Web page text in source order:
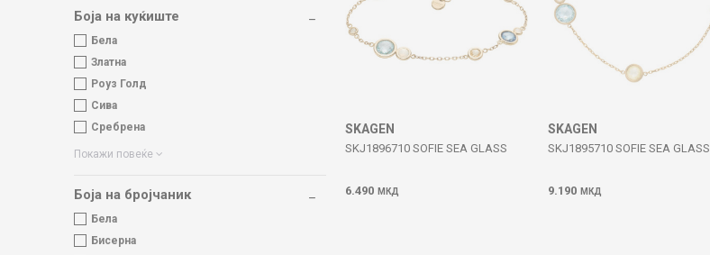
Боја на куќиште
Бела
Златна
Роуз Голд
Сива
Сребрена
Покажи повеќе
Боја на бројчаник
Бела
Бисерна
SKAGEN
SKJ1896710 SOFIE SEA GLASS
6.490 МКД
SKAGEN
SKJ1895710 SOFIE SEA GLASS
9.190 МКД